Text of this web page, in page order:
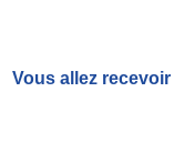
Vous allez recevoir